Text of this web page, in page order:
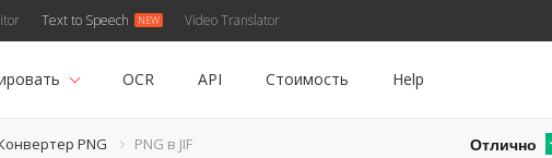
Text to Speech Video Translator
OCR API Стоимость Help
PNG PNG в JIF Отлично